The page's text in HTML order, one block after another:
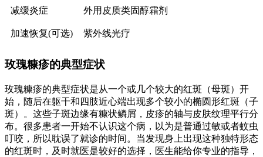
减缓炎症 外用皮质类固醇霜剂
加速恢复(可选) 紫外线光疗
玫瑰糠疹的典型症状
玫瑰糠疹的典型症状是从一个或几个较大的红斑（母斑）开
始，随后在躯干和四肢近心端出现多个较小的椭圆形红斑（子
斑）。这些子斑边缘有糠状鳞屑，皮疹的轴与皮肤纹理平行分
布。很多患者一开始不认识这个病，以为是普通过敏或者蚊虫
叮咬，所以耽误了就诊的时间。当发现身上出现这种独特形态
的红斑时，及时就医是较好的选择，医生能给你专业的指导，